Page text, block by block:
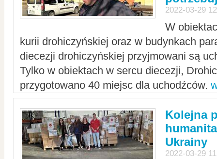
2022-03-29
W
kurii drohiczyńskiej oraz w budynkach
diecezji drohiczyńskiej przyjmowani są
Tylko w obiektach w sercu diecezji,
przygotowano 40 miejsc dla uchodźców.
Kolejna
Ukrainy
2022-03-29